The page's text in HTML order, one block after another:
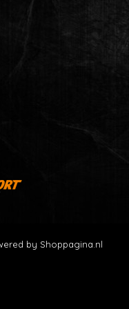
by Shoppagina.nl